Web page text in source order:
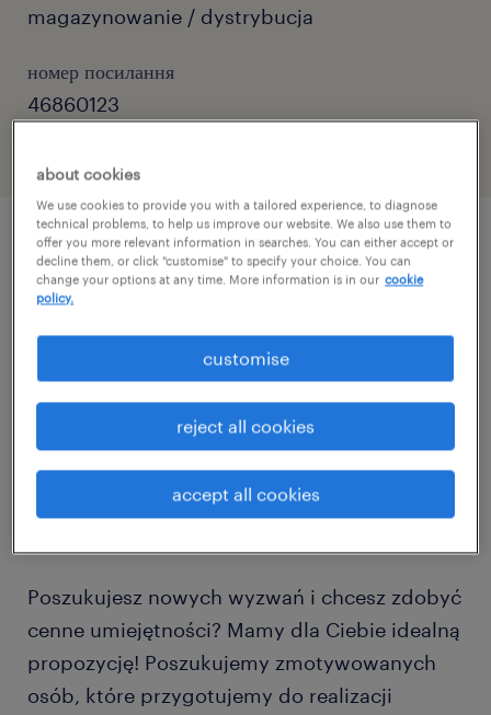
magazynowanie / dystrybucja
номер посилання
46860123
описание должности
Zrób ruch w stronę Unilever z Randstad!
Dołącz do zespołu przy ul. Bałtyckiej 43.
Masz uprawnienia UDT i chcesz zdobyć
doświadczenie w globalnej firmie?
Poszukujesz nowych wyzwań i chcesz zdobyć
cenne umiejętności? Mamy dla Ciebie idealną
propozycję! Poszukujemy zmotywowanych
osób, które przygotujemy do realizacji
about cookies
We use cookies to provide you with a tailored experience, to diagnose
technical problems, to help us improve our website. We also use them to
offer you more relevant information in searches. You can either accept or
decline them, or click "customise" to specify your choice. You can
change your options at any time. More information is in our cookie
policy.
accept all cookies
reject all cookies
customise